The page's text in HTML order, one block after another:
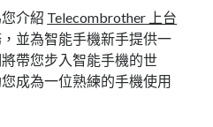
介紹 Telecombrother 上台
並為智能手機新手提供一
帶您步入智能手機的世
成為一位熟練的手機使用